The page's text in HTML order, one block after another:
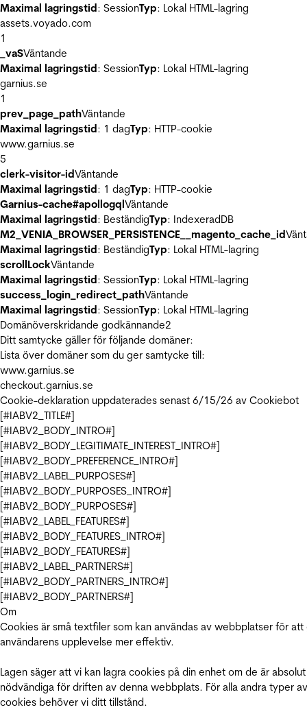
Maximal lagringstid: SessionTyp: Lokal HTML-lagring
assets.voyado.com
1
_vaSVäntande
Maximal lagringstid: SessionTyp: Lokal HTML-lagring
garnius.se
1
prev_page_pathVäntande
Maximal lagringstid: 1 dagTyp: HTTP-cookie
www.garnius.se
5
clerk-visitor-idVäntande
Maximal lagringstid: 1 dagTyp: HTTP-cookie
Garnius-cache#apollogqlVäntande
Maximal lagringstid: BeständigTyp: IndexeradDB
M2_VENIA_BROWSER_PERSISTENCE__magento_cache_id
Maximal lagringstid: BeständigTyp: Lokal HTML-lagring
scrollLockVäntande
Maximal lagringstid: SessionTyp: Lokal HTML-lagring
success_login_redirect_pathVäntande
Maximal lagringstid: SessionTyp: Lokal HTML-lagring
Domänöverskridande godkännande2
Ditt samtycke gäller för följande domäner:
Lista över domäner som du ger samtycke till:
www.garnius.se
checkout.garnius.se
Cookie-deklaration uppdaterades senast 6/15/26 av Cookiebot
[#IABV2_TITLE#]
[#IABV2_BODY_INTRO#]
[#IABV2_BODY_LEGITIMATE_INTEREST_INTRO#]
[#IABV2_BODY_PREFERENCE_INTRO#]
[#IABV2_LABEL_PURPOSES#]
[#IABV2_BODY_PURPOSES_INTRO#]
[#IABV2_BODY_PURPOSES#]
[#IABV2_LABEL_FEATURES#]
[#IABV2_BODY_FEATURES_INTRO#]
[#IABV2_BODY_FEATURES#]
[#IABV2_LABEL_PARTNERS#]
[#IABV2_BODY_PARTNERS_INTRO#]
[#IABV2_BODY_PARTNERS#]
Om
Cookies är små textfiler som kan användas av webbplatser för att
användarens upplevelse mer effektiv.
Lagen säger att vi kan lagra cookies på din enhet om de är absolut
nödvändiga för driften av denna webbplats. För alla andra typer av
cookies behöver vi ditt tillstånd.